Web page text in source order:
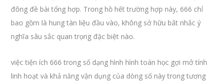
đông đề bài tổng hợp. Trong hồ hết trường hợp này, 666 chỉ
bao gồm là hung tàn liệu đầu vào, không sở hữu bất nhắc ý
nghĩa sâu sắc quan trọng đặc biệt nào.
việc tiện ích 666 trong số dạng hình hình toán học gợi mở tính
linh hoạt và khả năng vận dụng của dòng số này trong tương